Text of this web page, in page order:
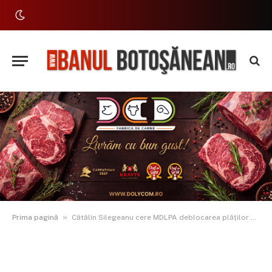
Prima pagină » Cătălin Silegeanu cere MDLPA deblocarea plăților pentru șantierele școlare din Botoșani